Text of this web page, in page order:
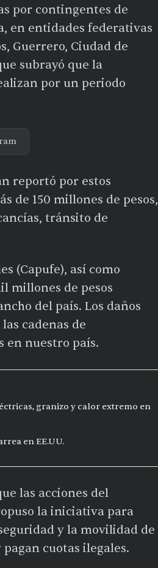
por contingentes de
en entidades federativas
Guerrero, Ciudad de
subrayó que la
por un periodo
reportó por estos
de 150 millones de pesos,
tránsito de
(Capufe), así como
millones de pesos
del país. Los daños
cadenas de
en nuestro país.
granizo y calor extremo en
en EE.UU.
las acciones del
la iniciativa para
y la movilidad de
cuotas ilegales.